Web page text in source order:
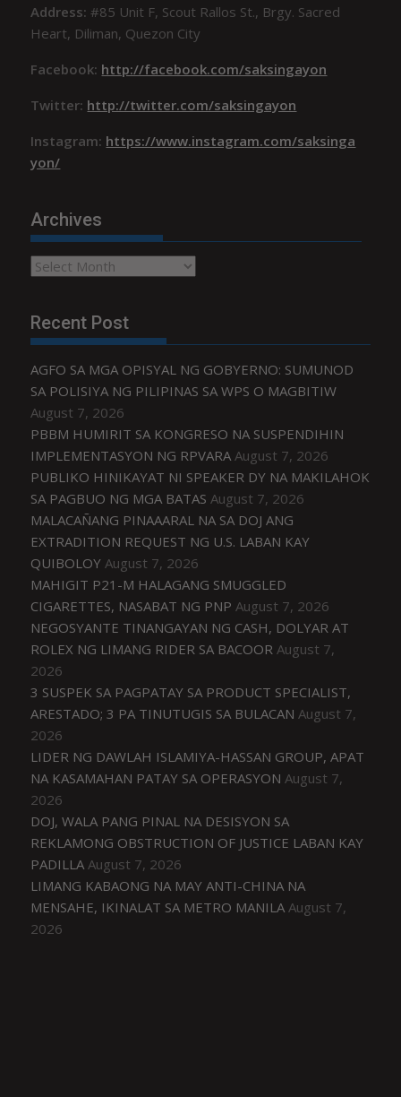
Address:#85 Unit F, Scout Rallos St., Brgy. Sacred
Heart, Diliman, Quezon City
Facebook: http://facebook.com/saksingayon
Twitter: http://twitter.com/saksingayon
Instagram: https://www.instagram.com/saksinga
yon/
Archives
Archives
Recent Post
AGFO SA MGA OPISYAL NG GOBYERNO: SUMUNOD
SA POLISIYA NG PILIPINAS SA WPS O MAGBITIW
August 7, 2026
PBBM HUMIRIT SA KONGRESO NA SUSPENDIHIN
IMPLEMENTASYON NG RPVARA August 7, 2026
PUBLIKO HINIKAYAT NI SPEAKER DY NA MAKILAHOK
SA PAGBUO NG MGA BATAS August 7, 2026
MALACAÑANG PINAAARAL NA SA DOJ ANG
EXTRADITION REQUEST NG U.S. LABAN KAY
QUIBOLOY August 7, 2026
MAHIGIT P21-M HALAGANG SMUGGLED
CIGARETTES, NASABAT NG PNP August 7, 2026
NEGOSYANTE TINANGAYAN NG CASH, DOLYAR AT
ROLEX NG LIMANG RIDER SA BACOOR August 7,
2026
3 SUSPEK SA PAGPATAY SA PRODUCT SPECIALIST,
ARESTADO; 3 PA TINUTUGIS SA BULACAN August 7,
2026
LIDER NG DAWLAH ISLAMIYA-HASSAN GROUP, APAT
NA KASAMAHAN PATAY SA OPERASYON August 7,
2026
DOJ, WALA PANG PINAL NA DESISYON SA
REKLAMONG OBSTRUCTION OF JUSTICE LABAN KAY
PADILLA August 7, 2026
LIMANG KABAONG NA MAY ANTI-CHINA NA
MENSAHE, IKINALAT SA METRO MANILA August 7,
2026